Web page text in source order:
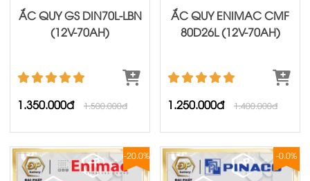
ẮC QUY GS DIN70L-LBN
(12V-70AH)
1.350.000đ 1.500.000đ
ẮC QUY ENIMAC CMF
80D26L (12V-70AH)
1.250.000đ 1.400.000đ
-20.0% -0.0%